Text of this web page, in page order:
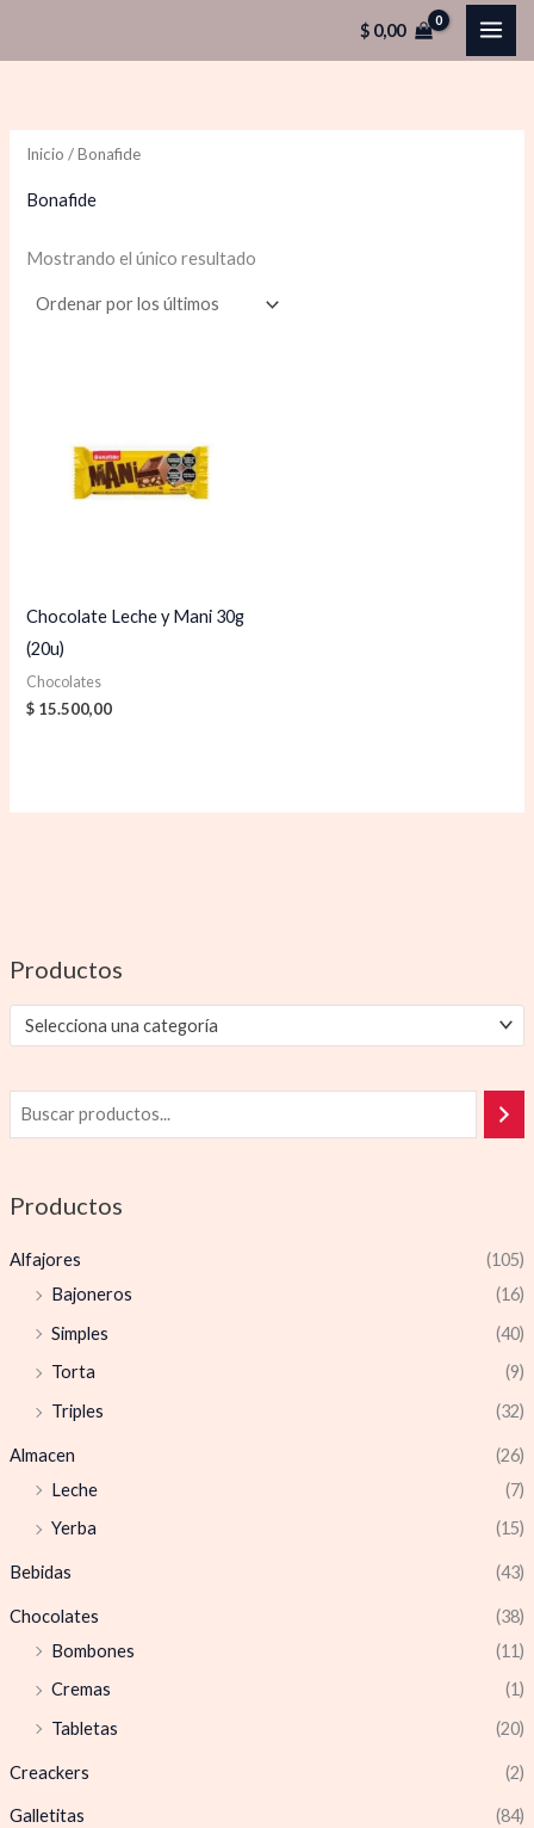
$0,00
Productos
Selecciona una categoría
Productos
Alfajores
(105)
Bajoneros
(16)
Simples
(40)
Torta
(9)
Triples
(32)
Almacen
(26)
Leche
(7)
Yerba
(15)
Bebidas (43)
Chocolates
(38)
Bombones
(11)
Cremas
(1)
Tabletas
(20)
Creackers (2)
Galletitas
(84)
Inicio / Bonafide
Bonafide
Mostrando el único resultado
Chocolate Leche y Mani 30g
(20u)
Chocolates
$ 15.500,00